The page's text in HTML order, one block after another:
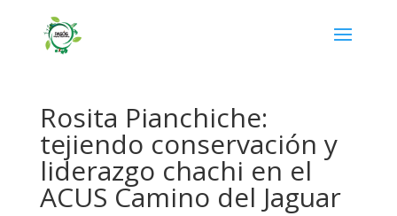
Rosita Pianchiche:
tejiendo conservación y
liderazgo chachi en el
ACUS Camino del Jaguar